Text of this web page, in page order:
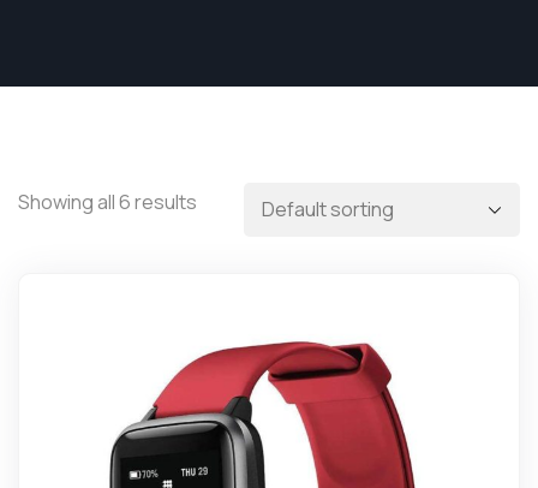
Showing all 6 results